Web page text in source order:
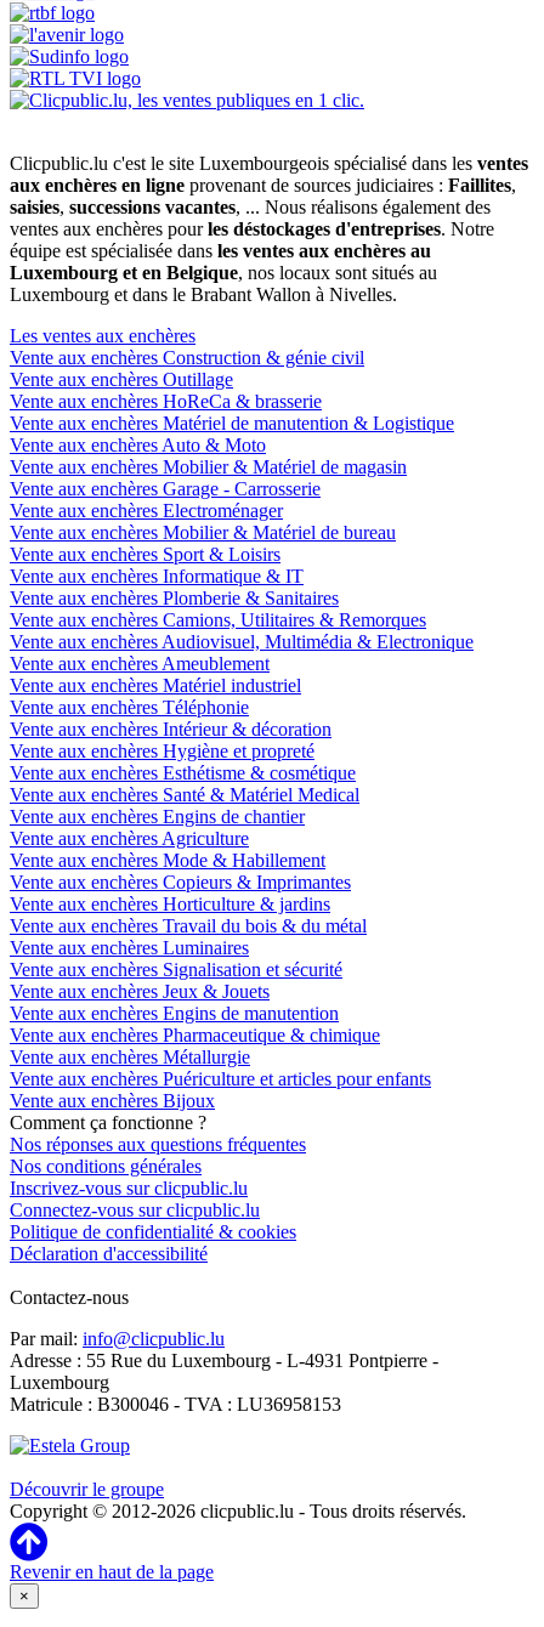
Clicpublic.lu c'est le site Luxembourgeois spécialisé dans les ventes
aux enchères en ligne provenant de sources judiciaires : Faillites,
saisies, successions vacantes, ... Nous réalisons également des
ventes aux enchères pourles déstockages d'entreprises. Notre
équipe est spécialisée dans les ventes aux enchères au
Luxembourg et en Belgique, nos locaux sont situés au
Luxembourg et dans le Brabant Wallon à Nivelles.
Les ventes aux enchères
Vente aux enchères Construction & génie civil
Vente aux enchères Outillage
Vente aux enchères HoReCa & brasserie
Vente aux enchères Matériel de manutention & Logistique
Vente aux enchères Auto & Moto
Vente aux enchères Mobilier & Matériel de magasin
Vente aux enchères Garage - Carrosserie
Vente aux enchères Electroménager
Vente aux enchères Mobilier & Matériel de bureau
Vente aux enchères Sport & Loisirs
Vente aux enchères Informatique & IT
Vente aux enchères Plomberie & Sanitaires
Vente aux enchères Camions, Utilitaires & Remorques
Vente aux enchères Audiovisuel, Multimédia & Electronique
Vente aux enchères Ameublement
Vente aux enchères Matériel industriel
Vente aux enchères Téléphonie
Vente aux enchères Intérieur & décoration
Vente aux enchères Hygiène et propreté
Vente aux enchères Esthétisme & cosmétique
Vente aux enchères Santé & Matériel Medical
Vente aux enchères Engins de chantier
Vente aux enchères Agriculture
Vente aux enchères Mode & Habillement
Vente aux enchères Copieurs & Imprimantes
Vente aux enchères Horticulture & jardins
Vente aux enchères Travail du bois & du métal
Vente aux enchères Luminaires
Vente aux enchères Signalisation et sécurité
Vente aux enchères Jeux & Jouets
Vente aux enchères Engins de manutention
Vente aux enchères Pharmaceutique & chimique
Vente aux enchères Métallurgie
Vente aux enchères Puériculture et articles pour enfants
Vente aux enchères Bijoux
Comment ça fonctionne ?
Nos réponses aux questions fréquentes
Nos conditions générales
Inscrivez-vous sur clicpublic.lu
Connectez-vous sur clicpublic.lu
Politique de confidentialité & cookies
Déclaration d'accessibilité
Contactez-nous
Par mail: info@clicpublic.lu
Adresse : 55 Rue du Luxembourg - L-4931 Pontpierre -
Luxembourg
Matricule : B300046 - TVA : LU36958153
Découvrir le groupe
Copyright © 2012-2026 clicpublic.lu - Tous droits réservés.
Revenir en haut de la page
×